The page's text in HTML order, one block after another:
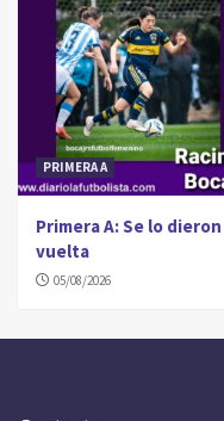
PRIMERA A
Primera A: Se lo dieron
vuelta
05/08/2026